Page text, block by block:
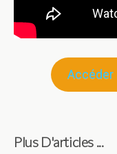
Accéder
Plus D'articles ...